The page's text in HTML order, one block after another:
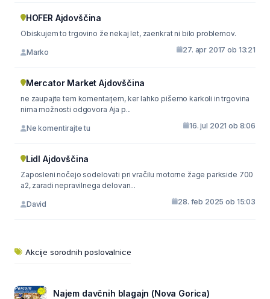
HOFER Ajdovščina
Obiskujem to trgovino že nekaj let, zaenkrat ni bilo problemov.
Marko 27. apr 2017 ob 13:21
Mercator Market Ajdovščina
ne zaupajte tem komentarjem, ker lahko pišemo karkoli in trgovina
nima možnosti odgovora Aja p...
Ne komentirajte tu 16. jul 2021 ob 8:06
Lidl Ajdovščina
Zaposleni nočejo sodelovati pri vračilu motorne žage parkside 700
a2, zaradi nepravilnega delovan...
David 28. feb 2025 ob 15:03
Akcije sorodnih poslovalnice
Najem davčnih blagajn (Nova Gorica)